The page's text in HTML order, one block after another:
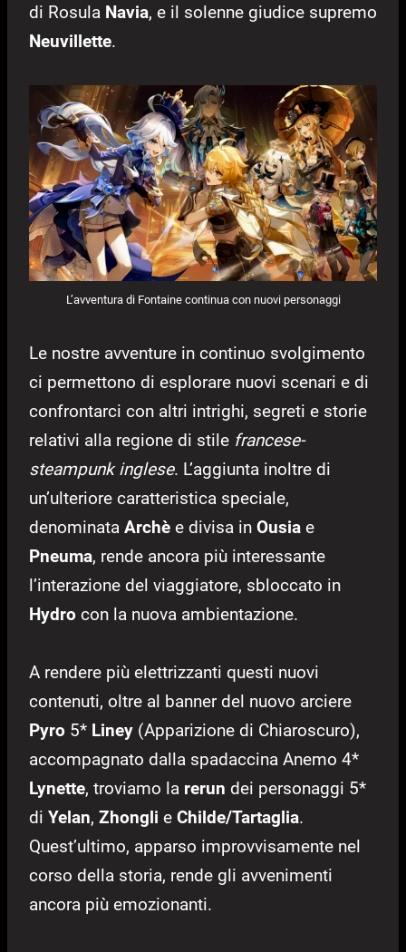
di Rosula Navia, e il solenne giudice supremo
Neuvillette.
L’avventura di Fontaine continua con nuovi personaggi
Le nostre avventure in continuo svolgimento
ci permettono di esplorare nuovi scenari e di
confrontarci con altri intrighi, segreti e storie
relativi alla regione di stile francese-
steampunk inglese. L’aggiunta inoltre di
un’ulteriore caratteristica speciale,
denominata Archè e divisa in Ousia e
Pneuma, rende ancora più interessante
l’interazione del viaggiatore, sbloccato in
Hydro con la nuova ambientazione.
A rendere più elettrizzanti questi nuovi
contenuti, oltre al banner del nuovo arciere
Pyro 5* Liney (Apparizione di Chiaroscuro),
accompagnato dalla spadaccina Anemo 4*
Lynette, troviamo la rerun dei personaggi 5*
di Yelan, Zhongli e Childe/Tartaglia.
Quest’ultimo, apparso improvvisamente nel
corso della storia, rende gli avvenimenti
ancora più emozionanti.